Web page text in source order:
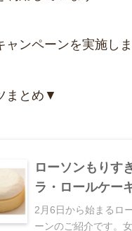
ャンペーンを実施し
まとめ▼
ローソンもりす
ラ・ロールケー
2月6日から始まるロ
ーンのご紹介です。